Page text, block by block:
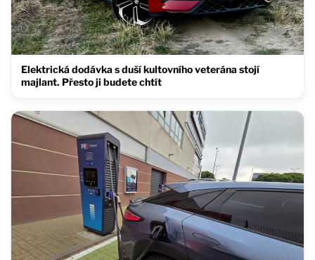
Elektrická dodávka s duší kultovního veterána stojí
majlant. Přesto ji budete chtít